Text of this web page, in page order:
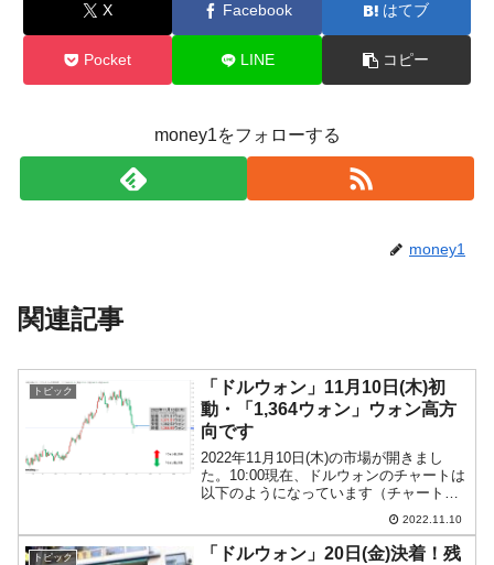
X Facebook はてブ
Pocket LINE コピー
money1をフォローする
money1
関連記事
トピック
「ドルウォン」11月10日(木)初
動・「1,364ウォン」ウォン高方
向です
2022年11月10日(木)の市場が開きまし
た。10:00現在、ドルウォンのチャートは
以下のようになっています（チャートは
『Investing.com』より引用）。これから
ローソク足の調整が入るかもしれません
が、前日は長い下ヒゲとなりました...
2022.11.10
トピック
「ドルウォン」20日(金)決着！残